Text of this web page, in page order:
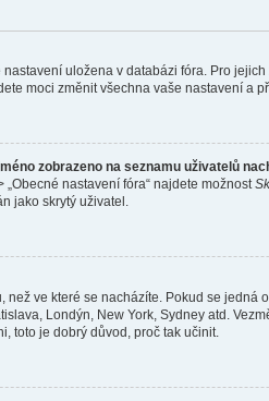
uložena v databázi fóra. Pro
moci změnit všechna vaše nastavení a
zobrazeno na seznamu uživatelů
„Obecné nastavení fóra“ najdete možnost
jako skrytý uživatel.
ve které se nacházíte. Pokud se jedná
Londýn, New York, Sydney atd.
toto je dobrý důvod, proč tak učinit.